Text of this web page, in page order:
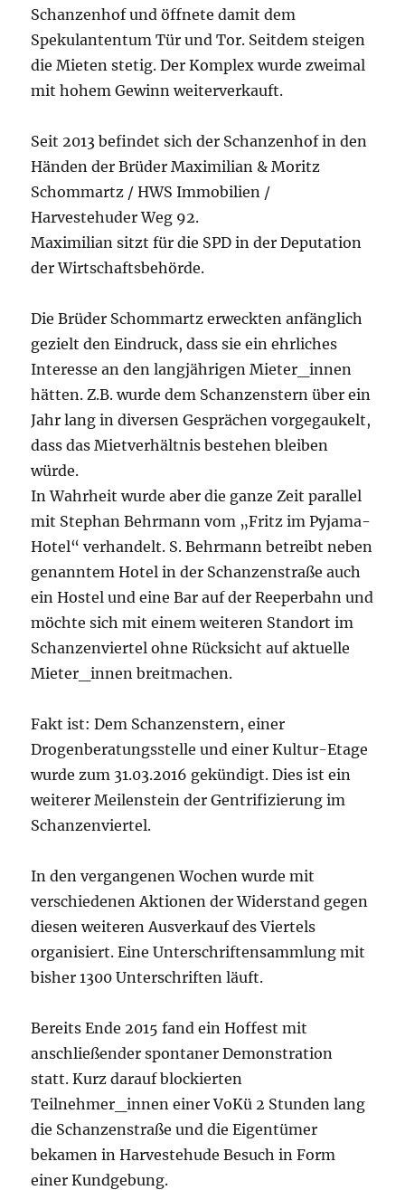
Schanzenhof und öffnete damit dem
Spekulantentum Tür und Tor. Seitdem steigen
die Mieten stetig. Der Komplex wurde zweimal
mit hohem Gewinn weiterverkauft.
Seit 2013 befindet sich der Schanzenhof in den
Händen der Brüder Maximilian & Moritz
Schommartz / HWS Immobilien /
Harvestehuder Weg 92.
Maximilian sitzt für die SPD in der Deputation
der Wirtschaftsbehörde.
Die Brüder Schommartz erweckten anfänglich
gezielt den Eindruck, dass sie ein ehrliches
Interesse an den langjährigen Mieter_innen
hätten. Z.B. wurde dem Schanzenstern über ein
Jahr lang in diversen Gesprächen vorgegaukelt,
dass das Mietverhältnis bestehen bleiben
würde.
In Wahrheit wurde aber die ganze Zeit parallel
mit Stephan Behrmann vom „Fritz im Pyjama-
Hotel“ verhandelt. S. Behrmann betreibt neben
genanntem Hotel in der Schanzenstraße auch
ein Hostel und eine Bar auf der Reeperbahn und
möchte sich mit einem weiteren Standort im
Schanzenviertel ohne Rücksicht auf aktuelle
Mieter_innen breitmachen.
Fakt ist: Dem Schanzenstern, einer
Drogenberatungsstelle und einer Kultur-Etage
wurde zum 31.03.2016 gekündigt. Dies ist ein
weiterer Meilenstein der Gentrifizierung im
Schanzenviertel.
In den vergangenen Wochen wurde mit
verschiedenen Aktionen der Widerstand gegen
diesen weiteren Ausverkauf des Viertels
organisiert. Eine Unterschriftensammlung mit
bisher 1300 Unterschriften läuft.
Bereits Ende 2015 fand ein Hoffest mit
anschließender spontaner Demonstration
statt. Kurz darauf blockierten
Teilnehmer_innen einer VoKü 2 Stunden lang
die Schanzenstraße und die Eigentümer
bekamen in Harvestehude Besuch in Form
einer Kundgebung.